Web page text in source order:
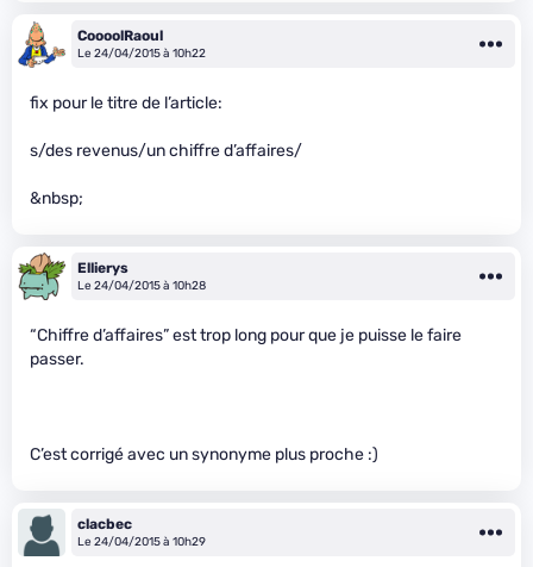
CoooolRaoul
Le 24/04/2015 à 10h22
fix pour le titre de l’article:
s/des revenus/un chiffre d’affaires/
&nbsp;
Ellierys
Le 24/04/2015 à 10h28
“Chiffre d’affaires” est trop long pour que je puisse le faire
passer.
C’est corrigé avec un synonyme plus proche :)
clacbec
Le 24/04/2015 à 10h29